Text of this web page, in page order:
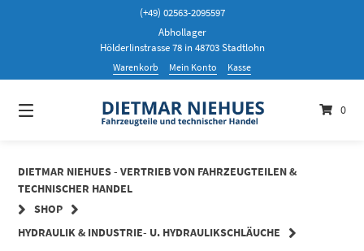
(+49) 02563-2095597
Abhollager
Hölderlinstrasse 78 in 48703 Stadtlohn
Warenkorb Mein Konto Kasse
0
DIETMAR NIEHUES - VERTRIEB VON FAHRZEUGTEILEN &
TECHNISCHER HANDEL
SHOP
HYDRAULIK & INDUSTRIE- U. HYDRAULIKSCHLÄUCHE